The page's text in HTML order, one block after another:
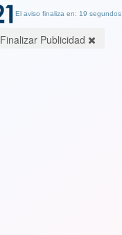
El aviso finaliza en: 19 segundos.
Finalizar Publicidad